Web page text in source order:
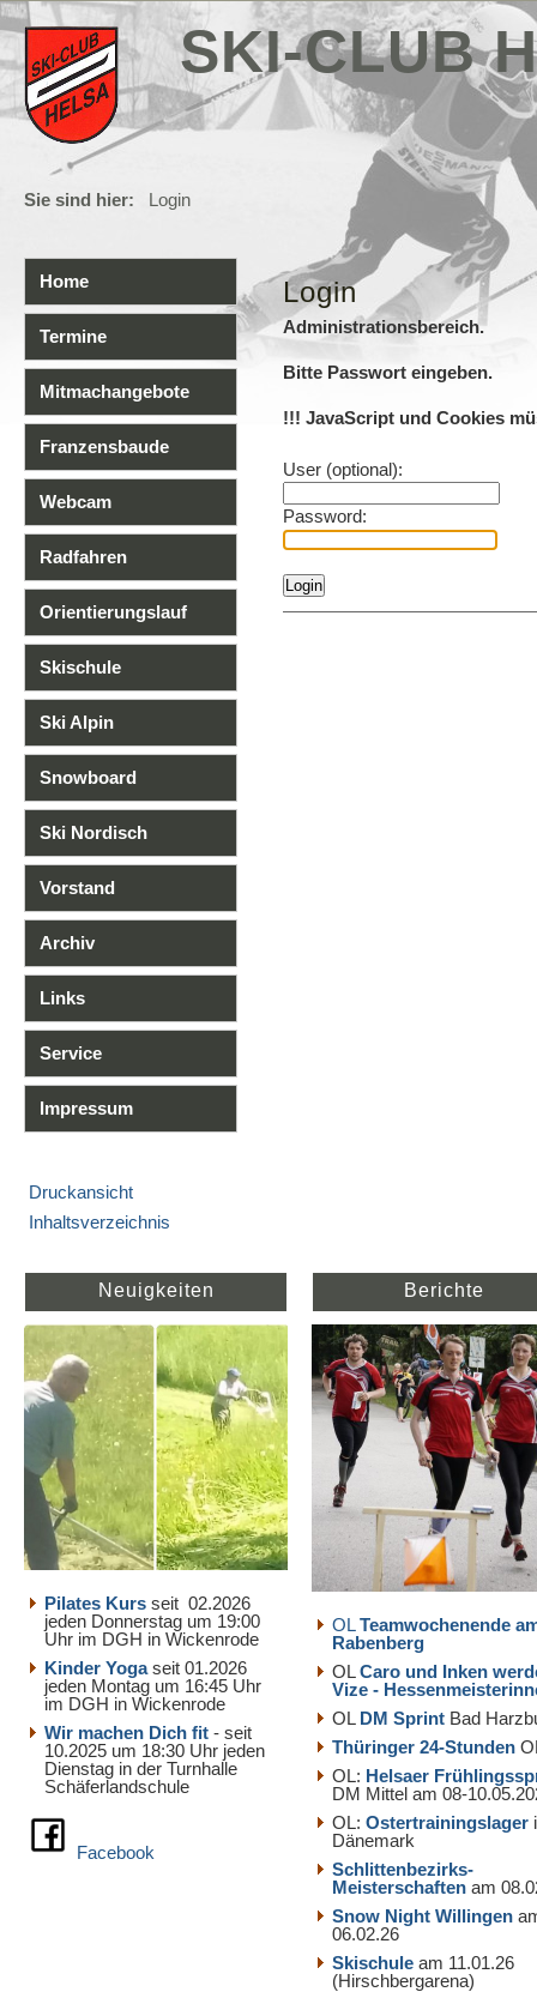
SKI-CLUB
Sie sind hier: Login
Home
Termine
Mitmachangebote
Franzensbaude
Webcam
Radfahren
Orientierungslauf
Skischule
Ski Alpin
Snowboard
Ski Nordisch
Vorstand
Archiv
Links
Service
Impressum
Druckansicht
Inhaltsverzeichnis
Login
Administrationsbereich.
Bitte Passwort eingeben.
!!! JavaScript und Cookies
User (optional):
Password:
Neuigkeiten
Pilates Kurs seit 02.2026
jeden Donnerstag um 19:00
Uhr im DGH in Wickenrode
Kinder Yogaseit 01.2026
jeden Montag um 16:45 Uhr
im DGH in Wickenrode
Wir machen Dich fit - seit
10.2025 um 18:30 Uhr jeden
Dienstag in der Turnhalle
Schäferlandschule
Facebook
Berichte
OLTeamwochenende
Rabenberg
OLCaro und Inken
Vize -
OL DM Sprint Bad
Thüringer 24-Stunden
OL: Helsaer
DM Mittel am 08-
OL: Ostertrainingslager
Dänemark
Schlittenbezirks-
Meisterschaften am
Snow Night Willingen
06.02.26
Skischule am 11.01.26
(Hirschbergarena)